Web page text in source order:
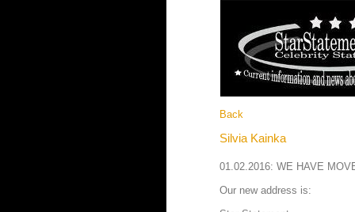
Back
Silvia Kainka
01.02.2016: WE HAVE
Our new address is: